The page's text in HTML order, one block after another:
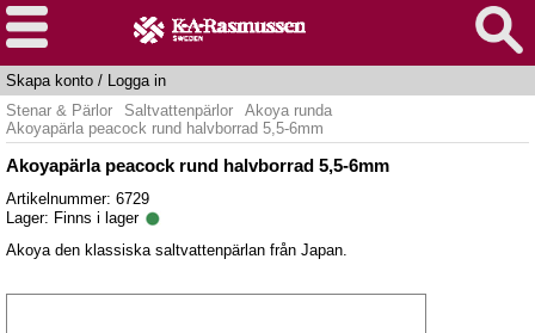
Skapa konto / Logga in
Stenar & Pärlor
Saltvattenpärlor
Akoya runda
Akoyapärla peacock rund halvborrad 5,5-6mm
Akoyapärla peacock rund halvborrad 5,5-6mm
Artikelnummer: 6729
Lager: Finns i lager
Akoya den klassiska saltvattenpärlan från Japan.